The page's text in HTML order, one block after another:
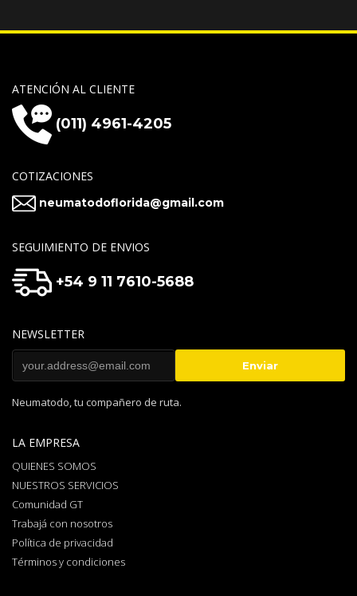
ATENCIÓN AL CLIENTE
(011) 4961-4205
COTIZACIONES
neumatodoflorida@gmail.com
SEGUIMIENTO DE ENVIOS
+54 9 11 7610-5688
NEWSLETTER
Neumatodo, tu compañero de ruta.
LA EMPRESA
QUIENES SOMOS
NUESTROS SERVICIOS
Comunidad GT
Trabajá con nosotros
Política de privacidad
Términos y condiciones